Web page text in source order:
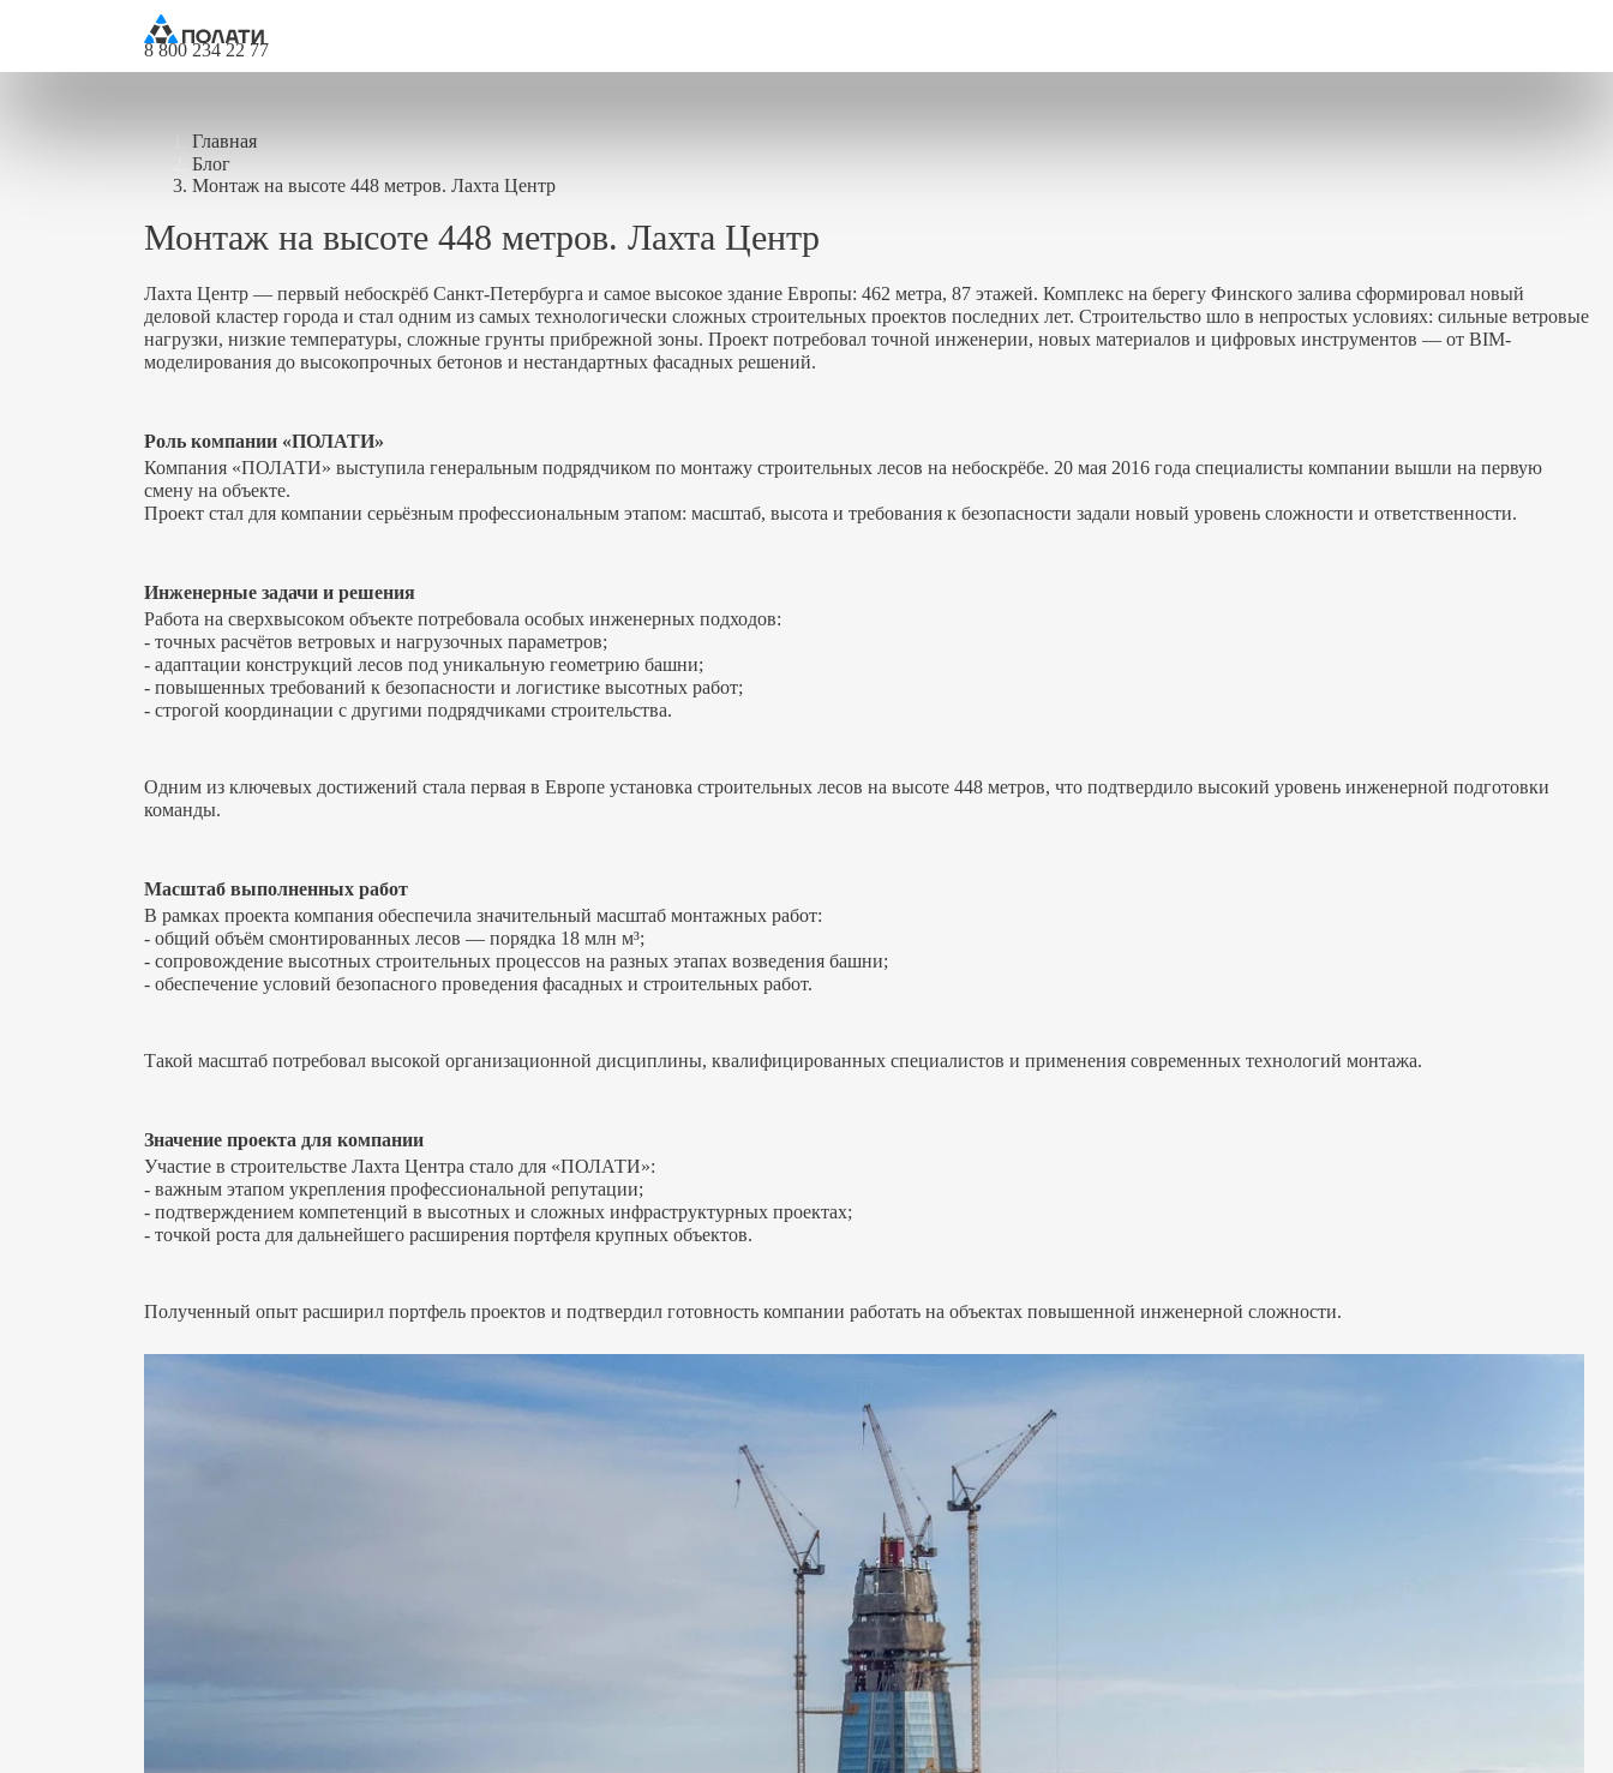
8 800 234 22 77
Главная
Блог
Монтаж на высоте 448 метров. Лахта Центр
Монтаж на высоте 448 метров. Лахта Центр
Лахта Центр — первый небоскрёб Санкт-Петербурга и самое высокое здание Европы: 462 метра, 87 этажей. Комплекс на берегу Финского залива сформировал новый
деловой кластер города и стал одним из самых технологически сложных строительных проектов последних лет. Строительство шло в непростых условиях: сильные ветровые
нагрузки, низкие температуры, сложные грунты прибрежной зоны. Проект потребовал точной инженерии, новых материалов и цифровых инструментов — от BIM-
моделирования до высокопрочных бетонов и нестандартных фасадных решений.
Роль компании «ПОЛАТИ»
Компания «ПОЛАТИ» выступила генеральным подрядчиком по монтажу строительных лесов на небоскрёбе. 20 мая 2016 года специалисты компании вышли на первую
смену на объекте.
Проект стал для компании серьёзным профессиональным этапом: масштаб, высота и требования к безопасности задали новый уровень сложности и ответственности.
Инженерные задачи и решения
Работа на сверхвысоком объекте потребовала особых инженерных подходов:
- точных расчётов ветровых и нагрузочных параметров;
- адаптации конструкций лесов под уникальную геометрию башни;
- повышенных требований к безопасности и логистике высотных работ;
- строгой координации с другими подрядчиками строительства.
Одним из ключевых достижений стала первая в Европе установка строительных лесов на высоте 448 метров, что подтвердило высокий уровень инженерной подготовки
команды.
Масштаб выполненных работ
В рамках проекта компания обеспечила значительный масштаб монтажных работ:
- общий объём смонтированных лесов — порядка 18 млн м³;
- сопровождение высотных строительных процессов на разных этапах возведения башни;
- обеспечение условий безопасного проведения фасадных и строительных работ.
Такой масштаб потребовал высокой организационной дисциплины, квалифицированных специалистов и применения современных технологий монтажа.
Значение проекта для компании
Участие в строительстве Лахта Центра стало для «ПОЛАТИ»:
- важным этапом укрепления профессиональной репутации;
- подтверждением компетенций в высотных и сложных инфраструктурных проектах;
- точкой роста для дальнейшего расширения портфеля крупных объектов.
Полученный опыт расширил портфель проектов и подтвердил готовность компании работать на объектах повышенной инженерной сложности.